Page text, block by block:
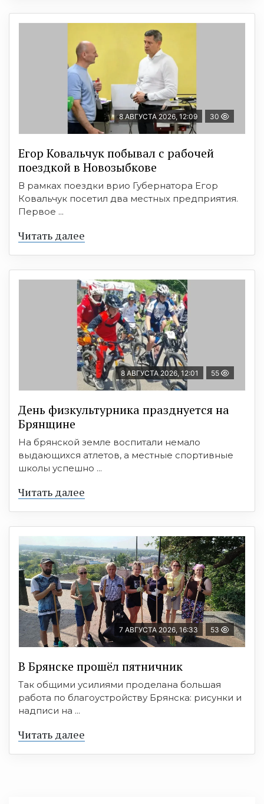
8 АВГУСТА 2026, 12:09 30
Егор Ковальчук побывал с рабочей
поездкой в Новозыбкове
В рамках поездки врио Губернатора Егор
Ковальчук посетил два местных предприятия.
Первое ...
Читать далее
8 АВГУСТА 2026, 12:01 55
День физкультурника празднуется на
Брянщине
На брянской земле воспитали немало
выдающихся атлетов, а местные спортивные
школы успешно ...
Читать далее
7 АВГУСТА 2026, 16:33 53
В Брянске прошёл пятничник
Так общими усилиями проделана большая
работа по благоустройству Брянска: рисунки и
надписи на ...
Читать далее